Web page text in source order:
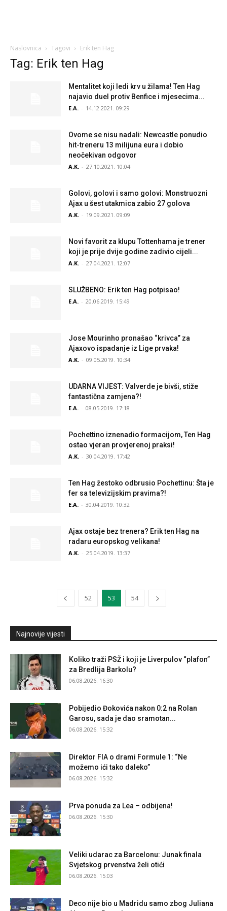
Naslovnica Tagovi Erik ten Hag
Tag: Erik ten Hag
Mentalitet koji ledi krv u žilama! Ten Hag
najavio duel protiv Benfice i mjesecima...
E.A. - 14.12.2021. 09:29
Ovome se nisu nadali: Newcastle ponudio
hit-treneru 13 milijuna eura i dobio
neočekivan odgovor
A.K. - 27.10.2021. 10:04
Golovi, golovi i samo golovi: Monstruozni
Ajax u šest utakmica zabio 27 golova
A.K. - 19.09.2021. 09:09
Novi favorit za klupu Tottenhama je trener
koji je prije dvije godine zadivio cijeli...
A.K. - 27.04.2021. 12:07
SLUŽBENO: Erik ten Hag potpisao!
E.A. - 20.06.2019. 15:49
Jose Mourinho pronašao “krivca” za
Ajaxovo ispadanje iz Lige prvaka!
A.K. - 09.05.2019. 10:34
UDARNA VIJEST: Valverde je bivši, stiže
fantastična zamjena?!
E.A. - 08.05.2019. 17:18
Pochettino iznenadio formacijom, Ten Hag
ostao vjeran provjerenoj praksi!
A.K. - 30.04.2019. 17:42
Ten Hag žestoko odbrusio Pochettinu: Šta je
fer sa televizijskim pravima?!
E.A. - 30.04.2019. 10:32
Ajax ostaje bez trenera? Erik ten Hag na
radaru europskog velikana!
A.K. - 25.04.2019. 13:37
52 53 54
Najnovije vijesti
Koliko traži PSŽ i koji je Liverpulov “plafon”
za Bredlija Barkolu?
06.08.2026. 16:30
Pobijedio Đokovića nakon 0:2 na Rolan
Garosu, sada je dao sramotan...
06.08.2026. 15:32
Direktor FIA o drami Formule 1: “Ne
možemo ići tako daleko”
06.08.2026. 15:32
Prva ponuda za Lea – odbijena!
06.08.2026. 15:30
Veliki udarac za Barcelonu: Junak finala
Svjetskog prvenstva želi otići
06.08.2026. 15:03
Deco nije bio u Madridu samo zbog Juliana